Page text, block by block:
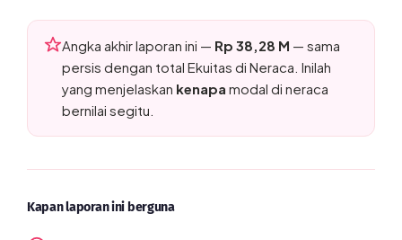
Angka akhir laporan ini — Rp 38,28 M — sama
persis dengan total Ekuitas di Neraca. Inilah
yang menjelaskan kenapa modal di neraca
bernilai segitu.
Kapan laporan ini berguna